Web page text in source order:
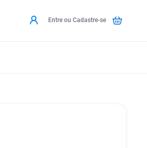
Entre ou Cadastre-se